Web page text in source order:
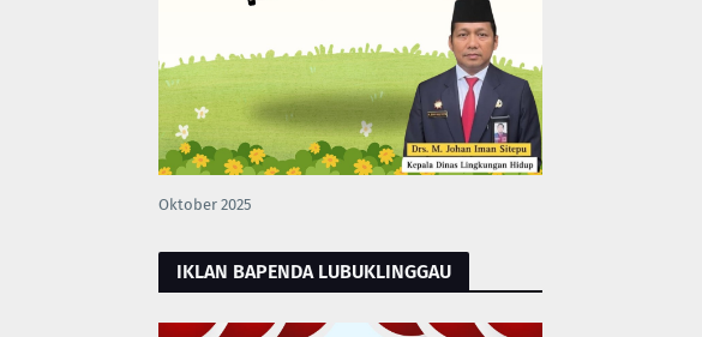
Oktober 2025
IKLAN BAPENDA LUBUKLINGGAU